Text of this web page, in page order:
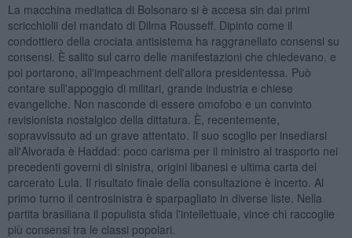
La macchina mediatica di Bolsonaro si è accesa sin dai primi
scricchiolii del mandato di Dilma Rousseff. Dipinto come il
condottiero della crociata antisistema ha raggranellato consensi su
consensi. È salito sul carro delle manifestazioni che chiedevano, e
poi portarono, all'impeachment dell'allora presidentessa. Può
contare sull'appoggio di militari, grande industria e chiese
evangeliche. Non nasconde di essere omofobo e un convinto
revisionista nostalgico della dittatura. È, recentemente,
sopravvissuto ad un grave attentato. Il suo scoglio per insediarsi
all'Alvorada è Haddad: poco carisma per il ministro al trasporto nei
precedenti governi di sinistra, origini libanesi e ultima carta del
carcerato Lula. Il risultato finale della consultazione è incerto. Al
primo turno il centrosinistra è sparpagliato in diverse liste. Nella
partita brasiliana il populista sfida l'intellettuale, vince chi raccoglie
più consensi tra le classi popolari.